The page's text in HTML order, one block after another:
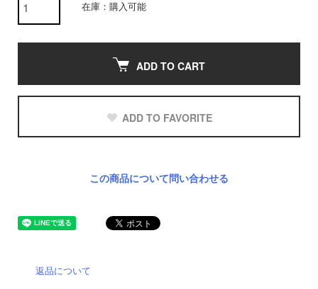
在庫：購入可能
ADD TO CART
ADD TO FAVORITE
この商品について問い合わせる
返品について